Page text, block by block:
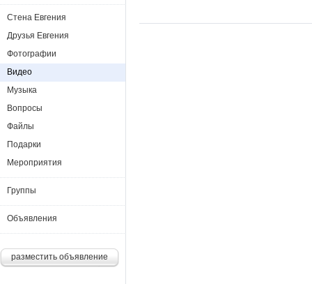
Стена Евгения
Друзья Евгения
Фотографии
Видео
Музыка
Вопросы
Файлы
Подарки
Мероприятия
Группы
Объявления
разместить объявление